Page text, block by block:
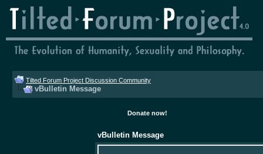
Tilted Forum Project Discussion Community
vBulletin Message
Donate now!
vBulletin Message